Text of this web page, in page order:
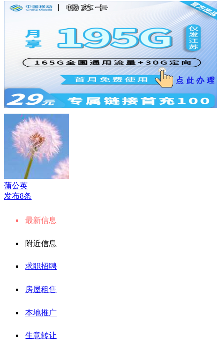
蒲公英
发布8条
最新信息
附近信息
求职招聘
房屋租售
本地推广
生意转让